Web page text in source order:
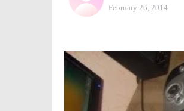
February 26, 2014